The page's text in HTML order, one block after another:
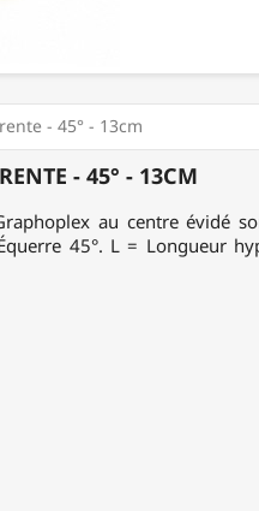
- 45° - 13cm
- 45° - 13CM
au centre évidé
45°. L = Longueur